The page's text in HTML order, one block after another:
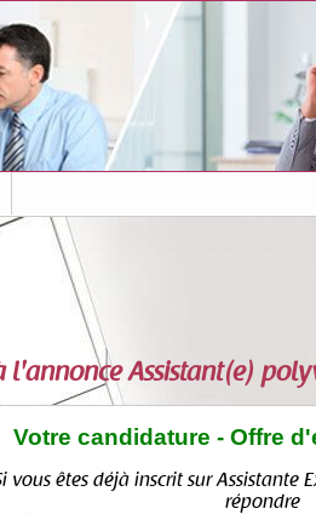
l'annonceAssistant(e)
Votre candidature - Offre
vous êtes déjà inscrit sur Assistante
répondre